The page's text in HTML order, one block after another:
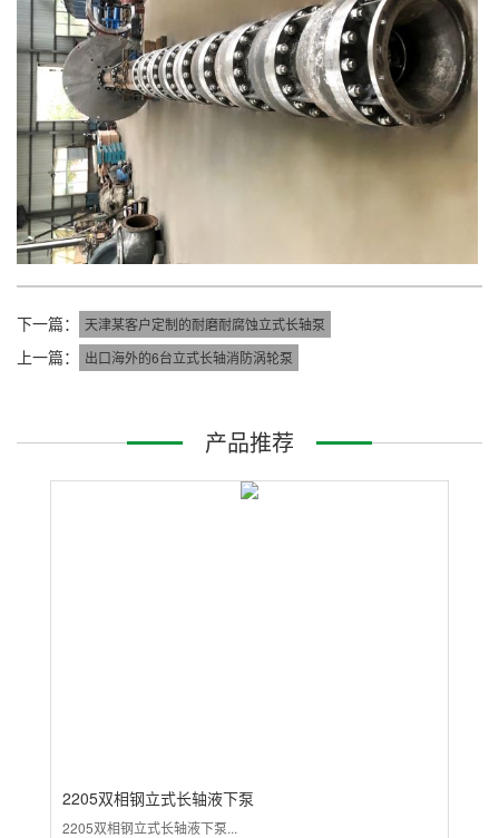
下一篇： 天津某客户定制的耐磨耐腐蚀立式长轴泵
上一篇： 出口海外的6台立式长轴消防涡轮泵
产品推荐
2205双相钢立式长轴液下泵
2205双相钢立式长轴液下泵...